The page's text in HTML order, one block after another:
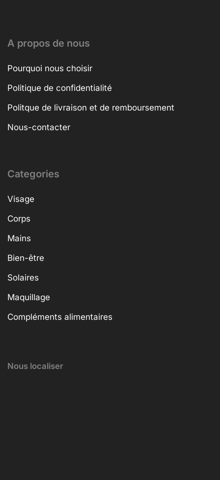
A propos de nous
Pourquoi nous choisir
Politique de confidentialité
Politque de livraison et de remboursement
Nous-contacter
Categories
Visage
Corps
Mains
Bien-être
Solaires
Maquillage
Compléments alimentaires
Nous localiser